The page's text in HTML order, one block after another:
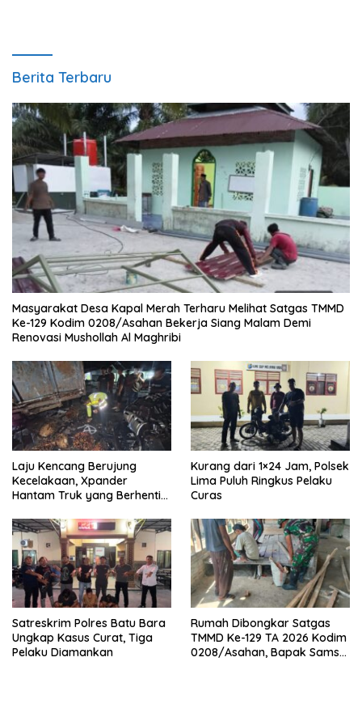
Berita Terbaru
Masyarakat Desa Kapal Merah Terharu Melihat Satgas TMMD
Ke-129 Kodim 0208/Asahan Bekerja Siang Malam Demi
Renovasi Mushollah Al Maghribi
Laju Kencang Berujung
Kecelakaan, Xpander
Hantam Truk yang Berhenti
Kurang dari 1×24 Jam, Polsek
Lima Puluh Ringkus Pelaku
Curas
Satreskrim Polres Batu Bara
Ungkap Kasus Curat, Tiga
Pelaku Diamankan
Rumah Dibongkar Satgas
TMMD Ke-129 TA 2026 Kodim
0208/Asahan, Bapak Samsul